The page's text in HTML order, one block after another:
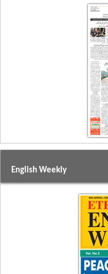
English Weekly